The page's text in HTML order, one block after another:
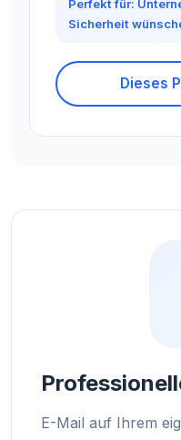
Perfekt für:
Sicherheit
Dieses
E-Mail auf Ihrem